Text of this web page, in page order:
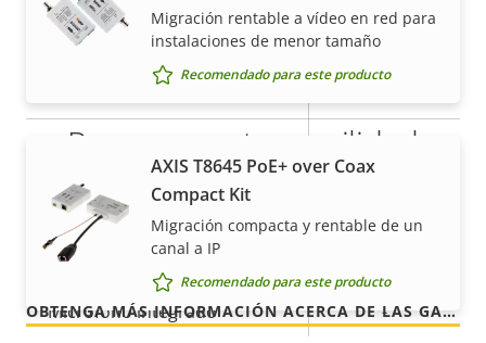
Descripción
de
Valor de
la
propiedad
Zipstream –
Baseline,
Audio
Descripción
propiedad
Valor de
la
propiedad
Compatibilidad de audio
Micrófono integrado -
Migración rentable a vídeo en red para
instalaciones de menor tamaño
Recomendado para este producto
AXIS T8645 PoE+ over Coax
Compact Kit
Migración compacta y rentable de un
canal a IP
Recomendado para este producto
Para mayor tranquilidad
Nuestra garantía de 3 años brinda a nuestros
clientes un uso sin preocupaciones y un control de
los costes.
OBTENGA MÁS INFORMACIÓN ACERCA DE LAS GARANTÍAS DE AXIS